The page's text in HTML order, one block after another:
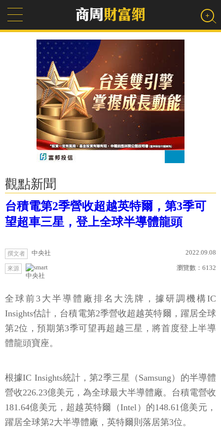
觀點新聞
台積電第2季營收超越英特爾，第3季可
望超車三星，登上全球半導體龍頭
撰文者 中央社 2022.09.08
來源
中央社
瀏覽數： 6132
全球前3大半導體廠排名大洗牌，據研調機構IC
Insights估計，台積電第2季營收超越英特爾，躍居全球
第2位，預期第3季可望再超越三星，將首度登上半導
體龍頭寶座。
根據IC Insights統計，第2季三星（Samsung）的半導體
營收226.23億美元，為全球最大半導體廠。台積電營收
181.64億美元，超越英特爾（Intel）的148.61億美元，
躍居全球第2大半導體廠，英特爾則落居第3位。